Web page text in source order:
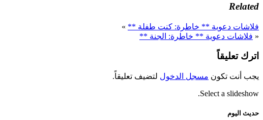
Related
فلاشات دعوية ** خاطرة: كنت طفلة ** »
« فلاشات دعوية ** خاطرة: الجنة **
اترك تعليقاً
يجب أنت تكون مسجل الدخول لتضيف تعليقاً.
Select a slideshow.
حديث اليوم